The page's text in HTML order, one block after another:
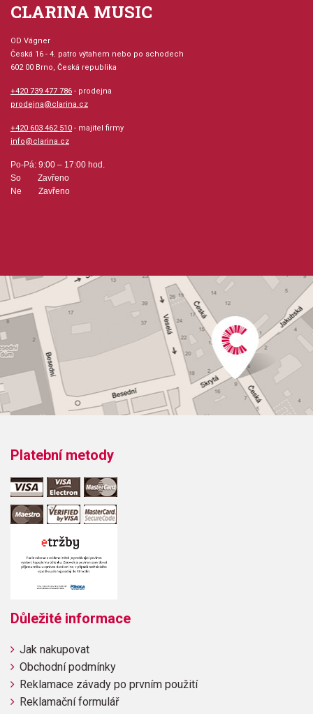
CLARINA MUSIC
OD Vágner
Česká 16 - 4. patro výtahem nebo po schodech
602 00 Brno, Česká republika
+420 739 477 786 - prodejna
prodejna@clarina.cz
+420 603 462 510 - majitel firmy
info@clarina.cz
Po-Pá: 9:00 – 17:00 hod.
So Zavřeno
Ne Zavřeno
Platební metody
Důležité informace
Jak nakupovat
Obchodní podmínky
Reklamace závady po prvním použití
Reklamační formulář